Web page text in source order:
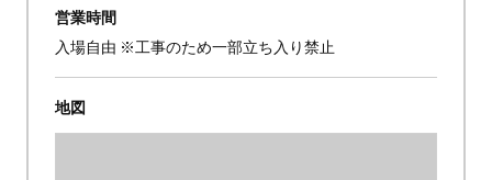
営業時間
入場自由 ※工事のため一部立ち入り禁止
地図